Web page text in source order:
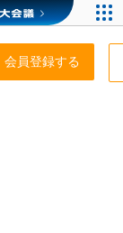
会員登録する